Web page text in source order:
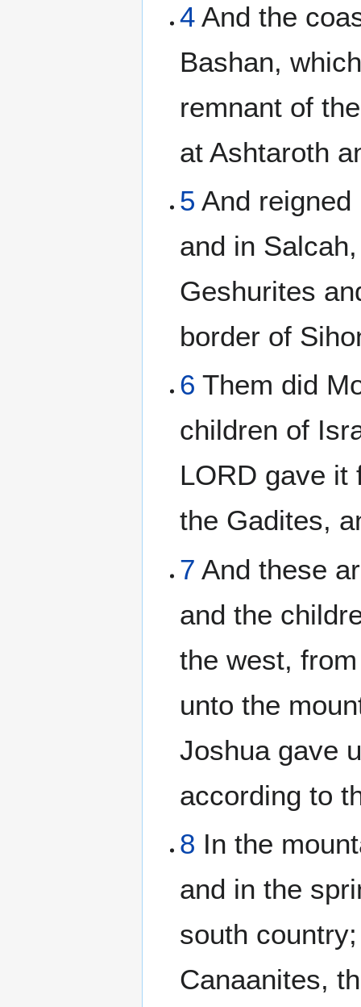
4 And the
Bashan,
remnant of
at Ashtaroth
5 And
and in
Geshurites
border of
6 Them did
children of
LORD gave it
the Gadites,
7 And these
and the
the west,
unto the
Joshua gave
according to
8 In the
and in the
south
Canaanites,